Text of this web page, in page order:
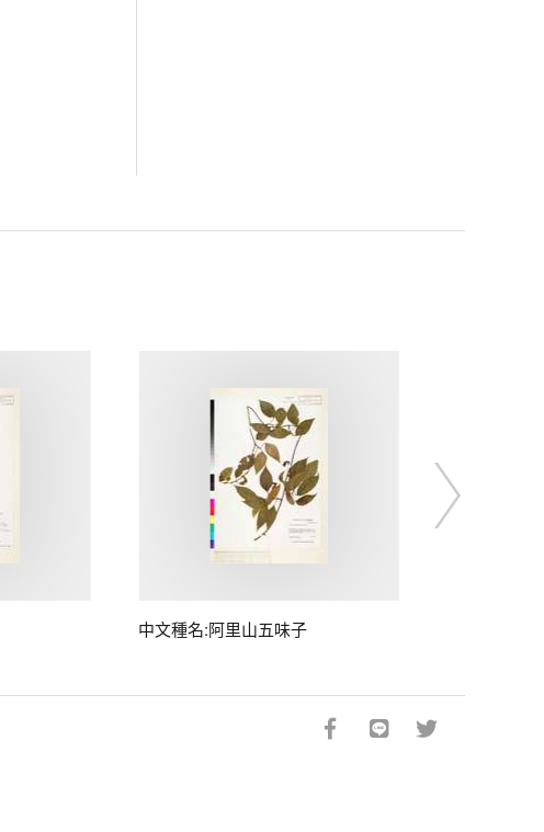
中文種名:阿里山五味子